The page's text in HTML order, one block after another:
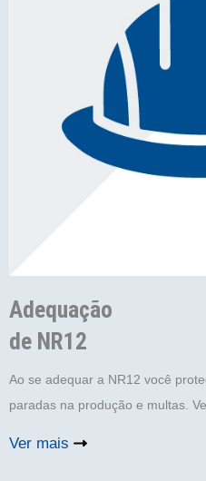
Adequação
de NR12
Ao se adequar a NR12 você
paradas na produção e multas.
Ver mais